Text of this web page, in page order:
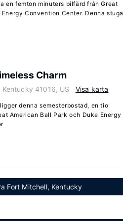
en femton minuters bilfärd från Great
Convention Center. Denna stuga
Charm
41016, US Visa karta
denna semesterbostad, en tio
American Ball Park och Duke Energy
Fort Mitchell, Kentucky